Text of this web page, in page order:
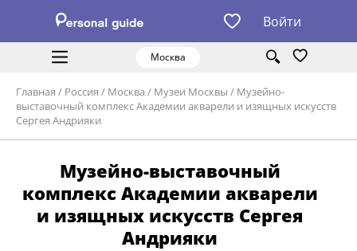
Войти
Москва
Главная / Россия / Москва / Музеи Москвы / Музейно-
выставочный комплекс Академии акварели и изящных искусств
Сергея Андрияки
Музейно-выставочный
комплекс Академии акварели
и изящных искусств Сергея
Андрияки